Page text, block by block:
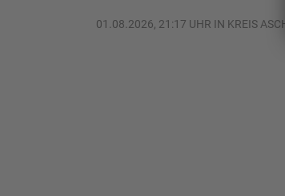
01.08.2026, 21:17 UHR IN KREIS